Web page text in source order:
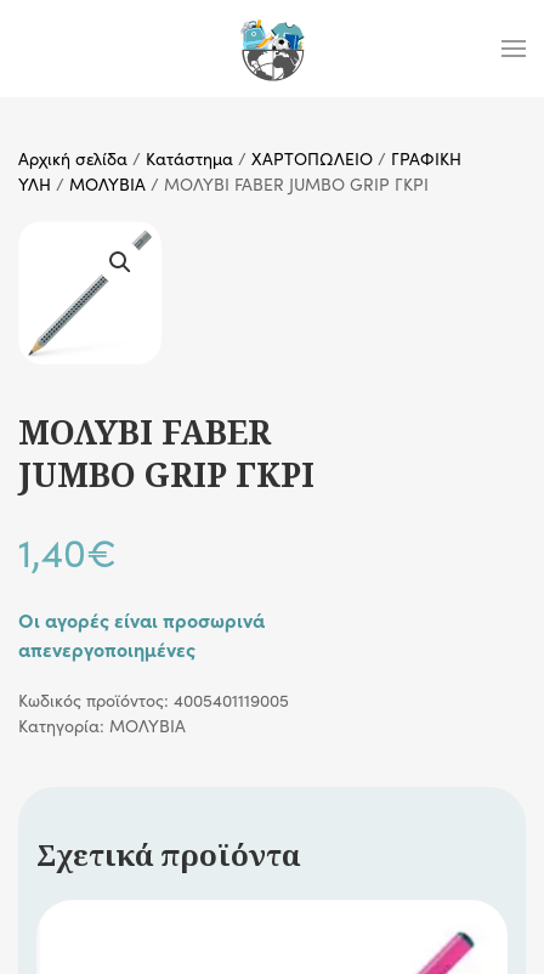
Αρχική σελίδα / Κατάστημα / ΧΑΡΤΟΠΩΛΕΙΟ / ΓΡΑΦΙΚΗ
ΥΛΗ / ΜΟΛΥΒΙΑ / ΜΟΛΥΒΙ FABER JUMBO GRIP ΓΚΡΙ
ΜΟΛΥΒΙ FABER
JUMBO GRIP ΓΚΡΙ
1,40€
Οι αγορές είναι προσωρινά
απενεργοποιημένες
Κωδικός προϊόντος: 4005401119005
Κατηγορία: ΜΟΛΥΒΙΑ
Σχετικά προϊόντα